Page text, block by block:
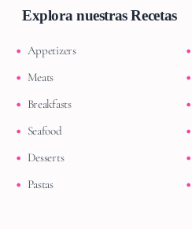
Explora nuestras Recetas
Appetizers
Meats
Breakfasts
Seafood
Desserts
Pastas